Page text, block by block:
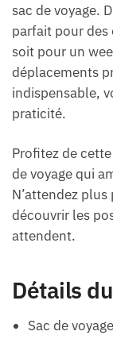
sac de voyage.
parfait pour des
soit pour un
déplacements
indispensable,
praticité.
Profitez de
de voyage qui
N’attendez
découvrir les
attendent.
Détails
Sac de